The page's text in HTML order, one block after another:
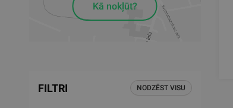
Kā nokļūt?
FILTRI NODZĒST VISU